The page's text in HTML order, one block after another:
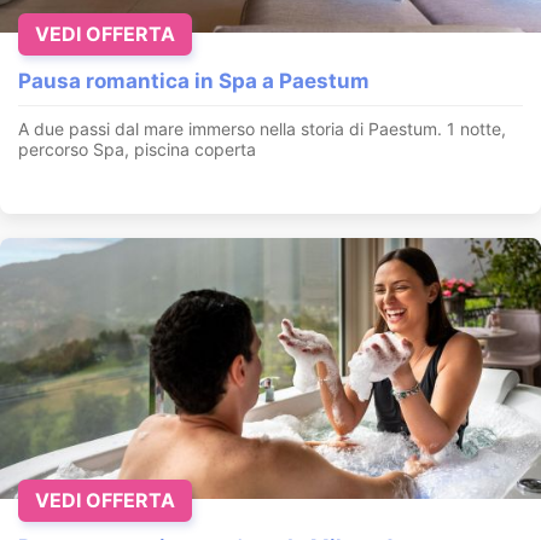
Pausa romantica in Spa a Paestum
A due passi dal mare immerso nella storia di Paestum. 1 notte,
percorso Spa, piscina coperta
VEDI OFFERTA
VEDI OFFERTA